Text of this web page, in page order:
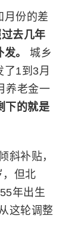
月份的差
去几年
。 城乡
1到3月
养老金一
下的就是
斜补贴，
，但北
年出生
这轮调整